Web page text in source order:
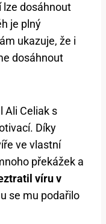
lze dosáhnout
je plný
ukazuje, že i
dosáhnout
Ali Celiak s
Díky
ve vlastní
překážek a
víru v
se mu podařilo